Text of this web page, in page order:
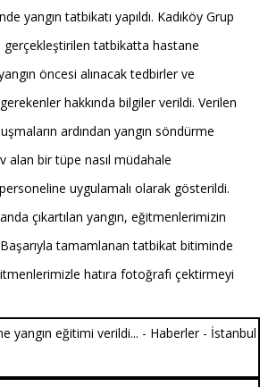
yangın tatbikatı yapıldı. Kadıköy Grup
gerçekleştirilen tatbikatta hastane
öncesi alınacak tedbirler ve
hakkında bilgiler verildi. Verilen
ardından yangın söndürme
alan bir tüpe nasıl müdahale
uygulamalı olarak gösterildi.
çıkartılan yangın, eğitmenlerimizin
tamamlanan tatbikat bitiminde
hatıra fotoğrafı çektirmeyi